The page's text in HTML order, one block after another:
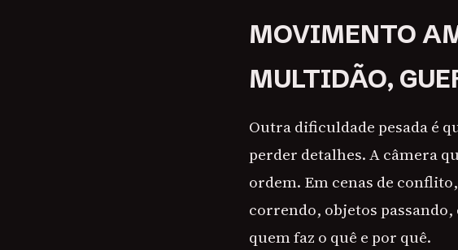
MOVIMENTO
MULTIDÃO,
Outra dificuldade pesada é
perder detalhes. A câmera
ordem. Em cenas de
correndo, objetos
quem faz o quê e por quê.